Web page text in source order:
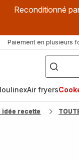
Reconditionné
Paiement en plusieurs
["Que
recherchez-
vous
?",
fryer",
Air fryers
idée recette